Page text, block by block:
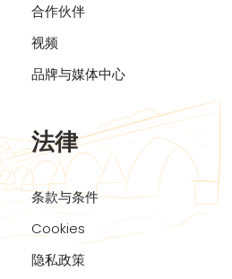
合作伙伴
视频
品牌与媒体中心
法律
条款与条件
Cookies
隐私政策